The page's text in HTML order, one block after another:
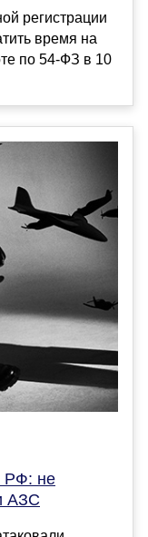
регистрации
время на
по 54-ФЗ в 10
РФ: не
АЗС